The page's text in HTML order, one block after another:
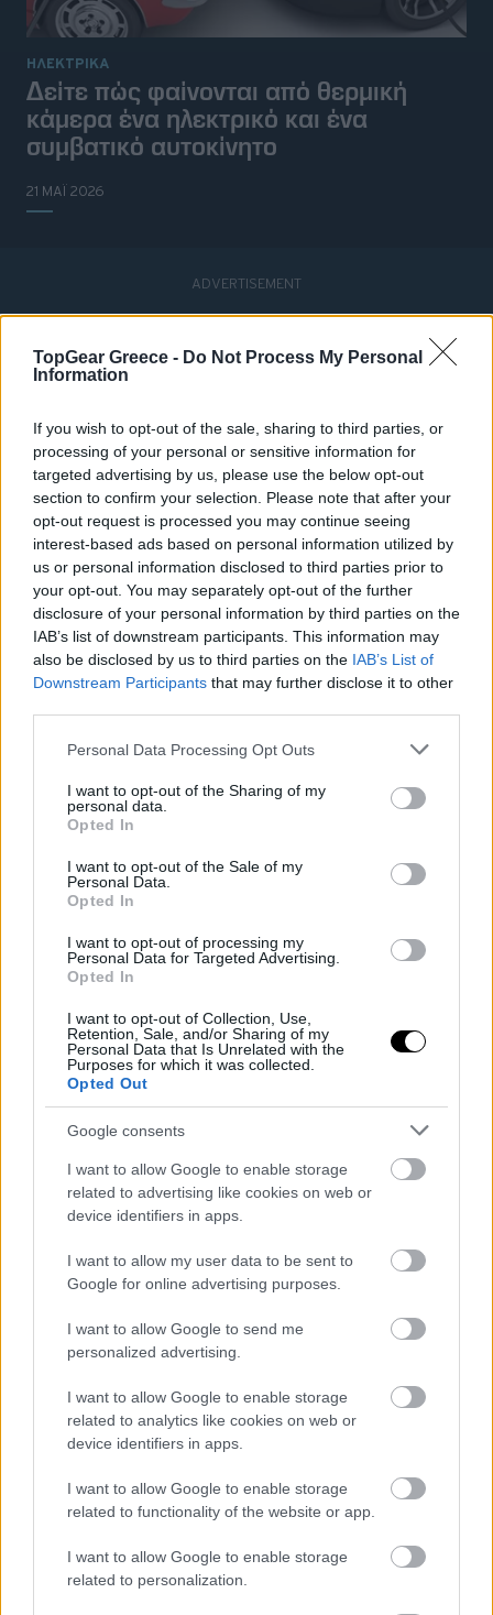
TopGear Greece - Do Not Process My Personal
Information
If you wish to opt-out of the sale, sharing to third parties, or
processing of your personal or sensitive information for
targeted advertising by us, please use the below opt-out
section to confirm your selection. Please note that after your
opt-out request is processed you may continue seeing
interest-based ads based on personal information utilized by
us or personal information disclosed to third parties prior to
your opt-out. You may separately opt-out of the further
disclosure of your personal information by third parties on the
IAB’s list of downstream participants. This information may
also be disclosed by us to third parties on the IAB’s List of
Downstream Participants that may further disclose it to other
Please note that this website/app uses one or more Google
not limited to your visit or usage behaviour. You may click to
grant or deny consent to Google and its third-party tags to
use your data for below specified purposes in below Google
consent section.
Personal Data Processing Opt Outs
I want to opt-out of the Sharing of my
personal data.
Opted In
I want to opt-out of the Sale of my
Personal Data.
Opted In
I want to opt-out of processing my
Personal Data for Targeted Advertising.
Opted In
I want to opt-out of Collection, Use,
Retention, Sale, and/or Sharing of my
Personal Data that Is Unrelated with the
Purposes for which it was collected.
Opted Out
Google consents
I want to allow Google to enable storage
related to advertising like cookies on web or
device identifiers in apps.
I want to allow my user data to be sent to
Google for online advertising purposes.
I want to allow Google to send me
personalized advertising.
I want to allow Google to enable storage
related to analytics like cookies on web or
device identifiers in apps.
I want to allow Google to enable storage
related to functionality of the website or app.
I want to allow Google to enable storage
related to personalization.
ΗΛΕΚΤΡΙΚΑ
Δείτε πώς φαίνονται από θερμική
κάμερα ένα ηλεκτρικό και ένα
συμβατικό αυτοκίνητο
21 ΜΑΪ 2026
About us
BBC Studios is a commercial company that is owned
by the BBC (and just the BBC). No money from the
licence fee was used to create this website. The
makers to help fund great new BBC programmes.
BBC is a trademark of the British Broadcasting
Capital TheTOC Harper's BAZAAR
Madame Figaro Shape
Esquire Missbloom Tasty Guide
Attica Media Online Network
Σχετικά με εμάς
Επικοινωνήστε μαζί μας
Διαφημιστείτε